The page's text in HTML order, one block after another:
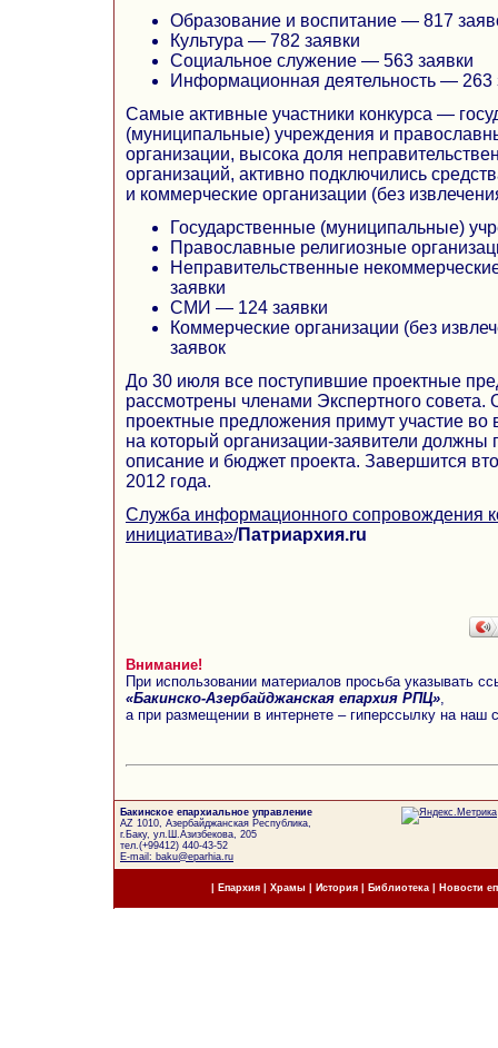
Образование и воспитание — 817
Культура — 782 заявки
Социальное служение — 563 заявки
Информационная деятельность — 263
Самые активные участники конкурса —
(муниципальные) учреждения и
организации, высока доля
организаций, активно подключились
и коммерческие организации (без
Государственные (муниципальные)
Православные религиозные
Неправительственные
заявки
СМИ — 124 заявки
Коммерческие организации (без
заявок
До 30 июля все поступившие проектные
рассмотрены членами Экспертного
проектные предложения примут участие во
на который организации-заявители должны
описание и бюджет проекта. Завершится
2012 года.
Служба информационного сопровождения
инициатива»/Патриархия.ru
Внимание!
При использовании материалов просьба указывать
«Бакинско-Азербайджанская епархия РПЦ»
а при размещении в интернете – гиперссылку на наш
Бакинское епархиальное управление
AZ 1010, Азербайджанская Республика,
г.Баку, ул.Ш.Азизбекова, 205
тел.(+99412) 440-43-52
E-mail: baku@eparhia.ru
Епархия| Храмы История| Библиотека Новости